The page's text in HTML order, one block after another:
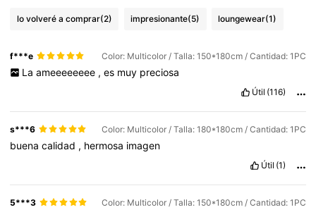
lo volveré a comprar(2) impresionante(5) loungewear(1)
f***e Color: Multicolor / Talla: 150*180cm / Cantidad: 1PC
La ameeeeeeee , es muy preciosa
Útil (116)
s***6 Color: Multicolor / Talla: 180*180cm / Cantidad: 1PC
buenacalidad , hermosa imagen
Útil (1)
5***3 Color: Multicolor / Talla: 150*180cm / Cantidad: 1PC